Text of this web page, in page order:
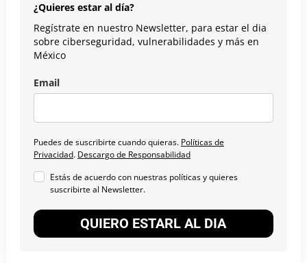
¿Quieres estar al día?
Regístrate en nuestro Newsletter, para estar el dia
sobre ciberseguridad, vulnerabilidades y más en
México
Email
Puedes de suscribirte cuando quieras. Políticas de
Privacidad. Descargo de Responsabilidad
Estás de acuerdo con nuestras políticas y quieres
suscribirte al Newsletter.
QUIERO ESTARL AL DIA